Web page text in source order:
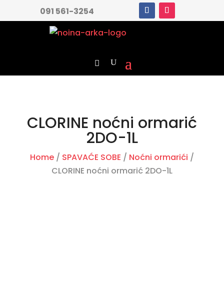
091 561-3254
CLORINE noćni ormarić
2DO-1L
Home/ SPAVAĆE SOBE / Noćni ormarići /
CLORINE noćni ormarić 2DO-1L